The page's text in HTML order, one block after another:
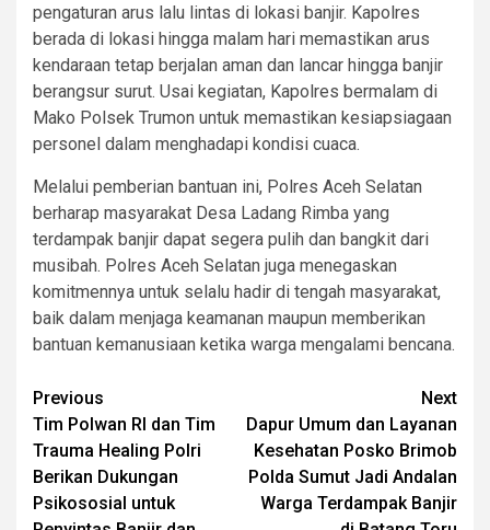
pengaturan arus lalu lintas di lokasi banjir. Kapolres
berada di lokasi hingga malam hari memastikan arus
kendaraan tetap berjalan aman dan lancar hingga banjir
berangsur surut. Usai kegiatan, Kapolres bermalam di
Mako Polsek Trumon untuk memastikan kesiapsiagaan
personel dalam menghadapi kondisi cuaca.
Melalui pemberian bantuan ini, Polres Aceh Selatan
berharap masyarakat Desa Ladang Rimba yang
terdampak banjir dapat segera pulih dan bangkit dari
musibah. Polres Aceh Selatan juga menegaskan
komitmennya untuk selalu hadir di tengah masyarakat,
baik dalam menjaga keamanan maupun memberikan
bantuan kemanusiaan ketika warga mengalami bencana.
Post
navigation
Previous
Tim Polwan RI dan Tim
Trauma Healing Polri
Berikan Dukungan
Psikososial untuk
Next
Dapur Umum dan Layanan
Kesehatan Posko Brimob
Polda Sumut Jadi Andalan
Warga Terdampak Banjir